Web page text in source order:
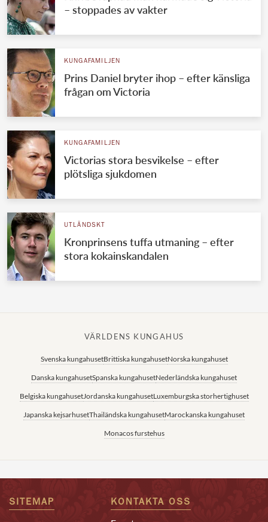
– stoppades av vakter
KUNGAFAMILJEN
Prins Daniel bryter ihop – efter känsliga
frågan om Victoria
KUNGAFAMILJEN
Victorias stora besvikelse – efter
plötsliga sjukdomen
UTLÄNDSKT
Kronprinsens tuffa utmaning – efter
stora kokainskandalen
VÄRLDENS KUNGAHUS
Svenska kungahusetBrittiska kungahusetNorska kungahuset
Danska kungahusetSpanska kungahusetNederländska kungahuset
Belgiska kungahusetJordanska kungahusetLuxemburgska storhertighuset
Japanska kejsarhusetThailändska kungahusetMarockanska kungahuset
Monacos furstehus
SITEMAP KONTAKTA OSS